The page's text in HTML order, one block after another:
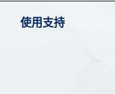
使用支持